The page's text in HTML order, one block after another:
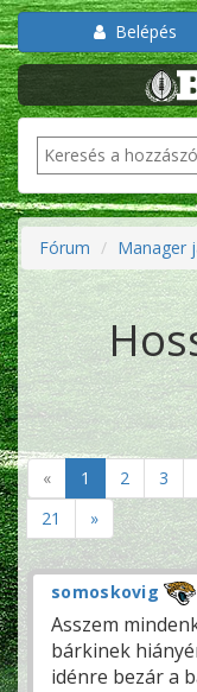
Belépés
Fórum Manager
« 1 2 3
21
»
somoskovig
Asszem
bárkinek
idénre bezár a